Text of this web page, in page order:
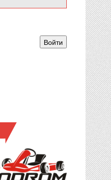
Войти